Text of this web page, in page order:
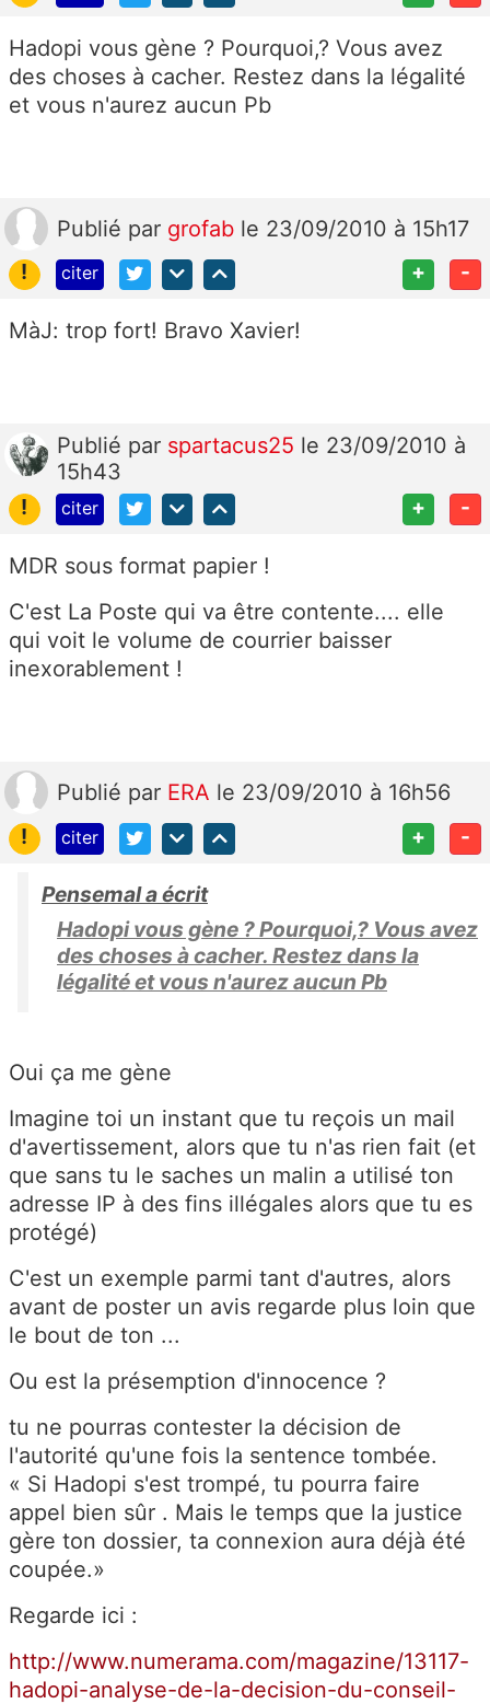
Hadopi vous gène ? Pourquoi,? Vous avez
des choses à cacher. Restez dans la légalité
et vous n'aurez aucun Pb
Publié par grofab le 23/09/2010 à 15h17
!
citer + -
MàJ: trop fort! Bravo Xavier!
Publié par spartacus25 le 23/09/2010 à
15h43
!
citer + -
MDR sous format papier !
C'est La Poste qui va être contente.... elle
qui voit le volume de courrier baisser
inexorablement !
Publié par ERA le 23/09/2010 à 16h56
!
citer + -
Pensemal a écrit
Hadopi vous gène ? Pourquoi,? Vous avez
des choses à cacher. Restez dans la
légalité et vous n'aurez aucun Pb
Oui ça me gène
Imagine toi un instant que tu reçois un mail
d'avertissement, alors que tu n'as rien fait (et
que sans tu le saches un malin a utilisé ton
adresse IP à des fins illégales alors que tu es
protégé)
C'est un exemple parmi tant d'autres, alors
avant de poster un avis regarde plus loin que
le bout de ton ...
Ou est la présemption d'innocence ?
tu ne pourras contester la décision de
l'autorité qu'une fois la sentence tombée.
« Si Hadopi s'est trompé, tu pourra faire
appel bien sûr . Mais le temps que la justice
gère ton dossier, ta connexion aura déjà été
coupée.»
Regarde ici :
http://www.numerama.com/magazine/13117-
hadopi-analyse-de-la-decision-du-conseil-